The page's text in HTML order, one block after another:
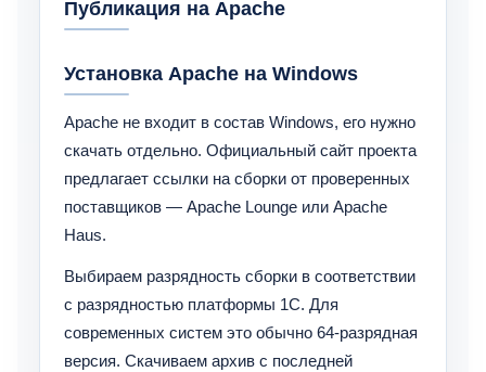
Публикация на Apache
Установка Apache на Windows
Apache не входит в состав Windows, его нужно
скачать отдельно. Официальный сайт проекта
предлагает ссылки на сборки от проверенных
поставщиков — Apache Lounge или Apache
Haus.
Выбираем разрядность сборки в соответствии
с разрядностью платформы 1С. Для
современных систем это обычно 64-разрядная
версия. Скачиваем архив с последней